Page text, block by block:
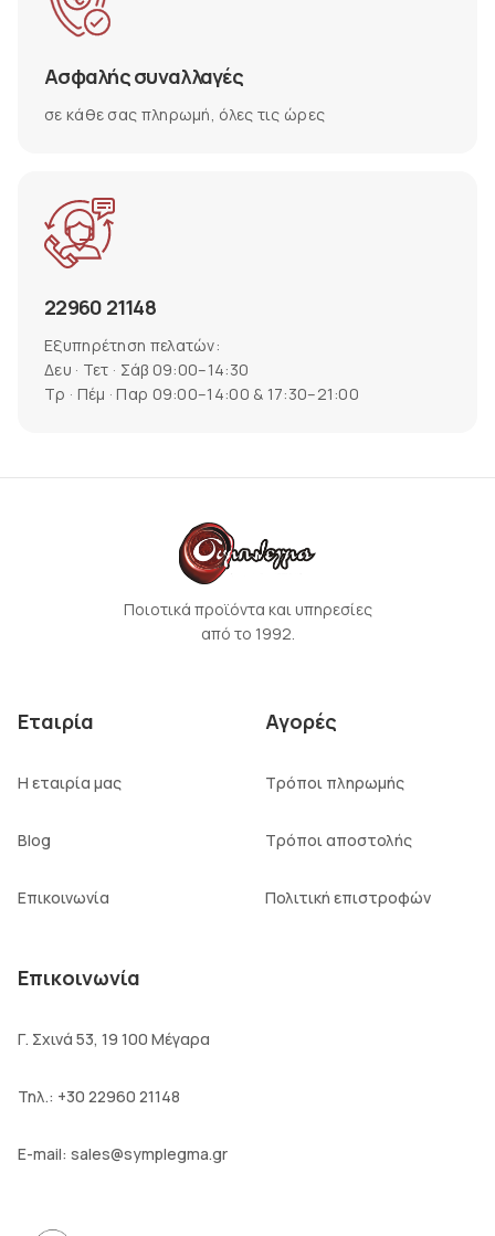
Ασφαλής συναλλαγές
σε κάθε σας πληρωμή, όλες τις ώρες
22960 21148
Εξυπηρέτηση πελατών:
Δευ · Τετ · Σάβ 09:00–14:30
Τρ · Πέμ · Παρ 09:00–14:00 & 17:30–21:00
Ποιοτικά προϊόντα και υπηρεσίες
από το 1992.
Εταιρία
Η εταιρία μας
Blog
Επικοινωνία
Αγορές
Τρόποι πληρωμής
Τρόποι αποστολής
Πολιτική επιστροφών
Επικοινωνία
Γ. Σχινά 53, 19 100 Μέγαρα
Τηλ.: +30 22960 21148
E-mail: sales@symplegma.gr